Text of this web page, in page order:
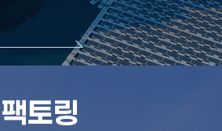
팩토링